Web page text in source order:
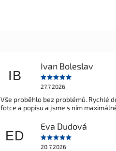
IB
Ivan Boleslav
27.7.2026
Vše proběhlo bez problémů. Rychlé
fotce a popisu a jsme s ním
ED
Eva Dudová
20.7.2026